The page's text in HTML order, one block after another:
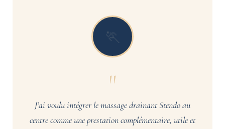
🏃
"
J’ai voulu intégrer le massage drainant Stendo au
centre comme une prestation complémentaire, utile et